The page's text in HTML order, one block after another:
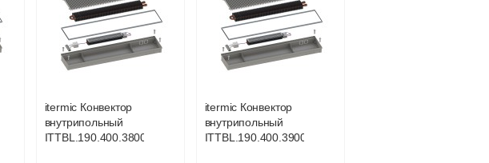
до подъезда
Подробнее об оплате
itermic Конвектор
внутрипольный
ITTBL.190.400.3800
itermic Конвектор
внутрипольный
ITTBL.190.400.3900